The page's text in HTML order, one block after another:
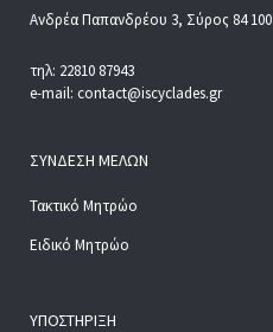
Ανδρέα Παπανδρέου 3, Σύρος 84 100
τηλ: 22810 87943
e-mail: contact@iscyclades.gr
ΣΎΝΔΕΣΗ ΜΕΛΏΝ
Τακτικό Μητρώο
Ειδικό Μητρώο
ΥΠΟΣΤΉΡΙΞΗ